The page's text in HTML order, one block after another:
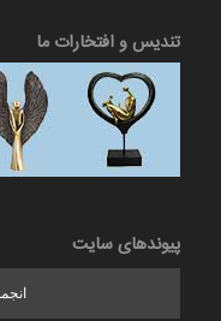
تندیس و افتخارات ما
پیوندهای سایت